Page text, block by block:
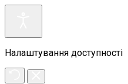
Налаштування доступності